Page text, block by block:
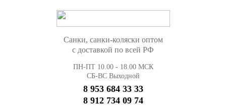
Санки, санки-коляски оптом
с доставкой по всей РФ
ПН-ПТ 10.00 - 18.00 МСК
СБ-ВС Выходной
8 953 684 33 33
8 912 734 09 74